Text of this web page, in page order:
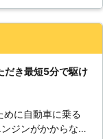
日、元旦などの時
リーが切れてしまっ
客様の「目的地に行
」という問題を解
い快適な旅行ライフ
ライフを提供いた
たのです。 この
す。もしも車のエン
、弊社までご連絡
だき最短5分で駆け
めに自動車に乗る
ジンがかからな